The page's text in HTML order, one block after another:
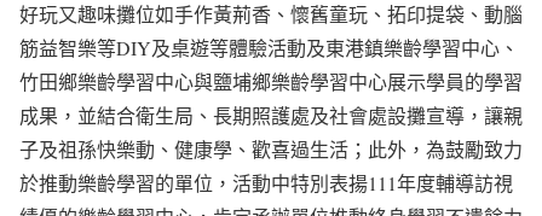
好玩又趣味攤位如手作黃荊香、懷舊童玩、拓印提袋、動腦
筋益智樂等DIY及桌遊等體驗活動及東港鎮樂齡學習中心、
竹田鄉樂齡學習中心與鹽埔鄉樂齡學習中心展示學員的學習
成果，並結合衛生局、長期照護處及社會處設攤宣導，讓親
子及祖孫快樂動、健康學、歡喜過生活；此外，為鼓勵致力
於推動樂齡學習的單位，活動中特別表揚111年度輔導訪視